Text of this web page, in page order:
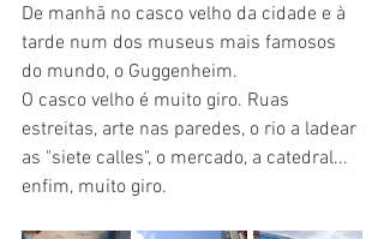
De manhã no casco velho da cidade e à
tarde num dos museus mais famosos
do mundo, o Guggenheim.
O casco velho é muito giro. Ruas
estreitas, arte nas paredes, o rio a ladear
as "siete calles", o mercado, a catedral...
enfim, muito giro.